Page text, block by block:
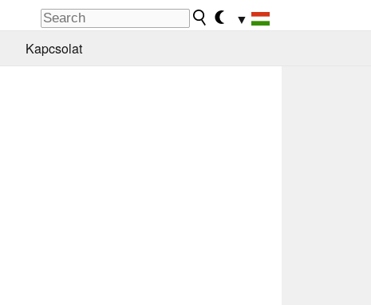
▼
Kapcsolat